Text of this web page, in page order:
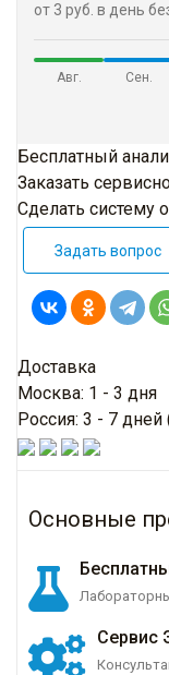
от 3 руб. в день
Авг. Сен.
Бесплатный
Заказать
Сделать систему
Задать вопрос
Доставка
Москва: 1 - 3 дня
Россия: 3 - 7
Основные
Сервис